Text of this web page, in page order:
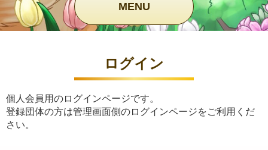
MENU
ログイン
個人会員用のログインページです。
登録団体の方は管理画面側のログインページをご利用くだ
さい。